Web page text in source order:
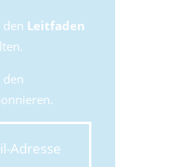
den Leitfaden
den